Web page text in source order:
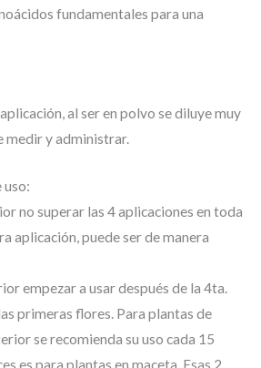
fundamentales para una
al ser en polvo se diluye muy
medir y administrar.
uso:
no superar las 4 aplicaciones en toda
aplicación, puede ser de manera
empezar a usar después de la 4ta.
primeras flores. Para plantas de
se recomienda su uso cada 15